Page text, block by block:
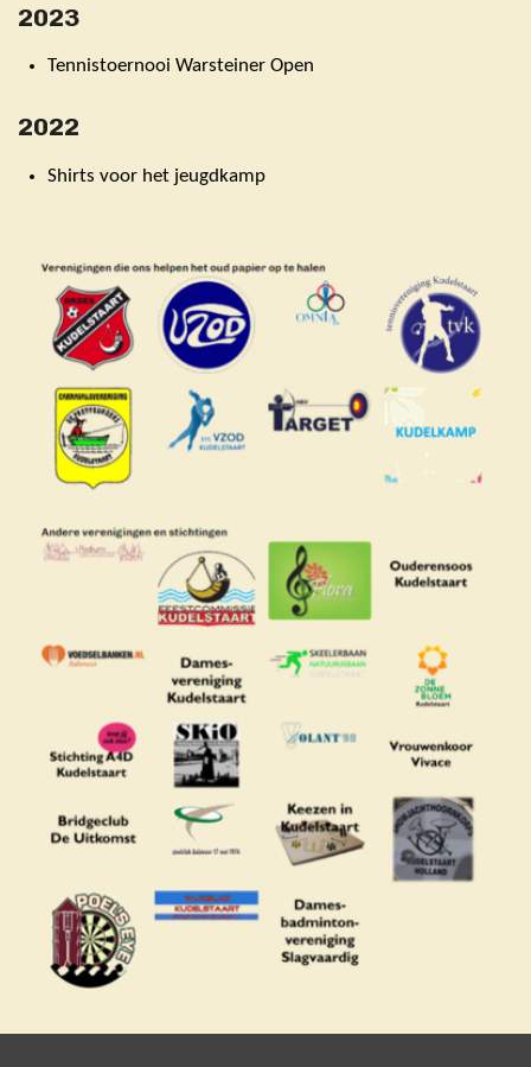
2023
Tennistoernooi Warsteiner Open
2022
Shirts voor het jeugdkamp